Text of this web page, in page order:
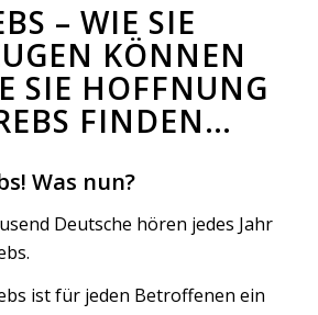
– WIE SIE
KÖNNEN
SIE HOFFNUNG
FINDEN…
Was nun?
Deutsche hören jedes Jahr
ist für jeden Betroffenen ein